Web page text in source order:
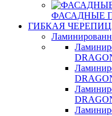
ФАСАДНЫЕ
ГИБКАЯ